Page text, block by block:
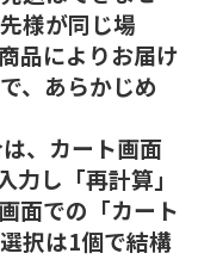
様が同じ場
品によりお届け
、あらかじめ
、カート画面
し「再計算」
面での「カート
択は1個で結構